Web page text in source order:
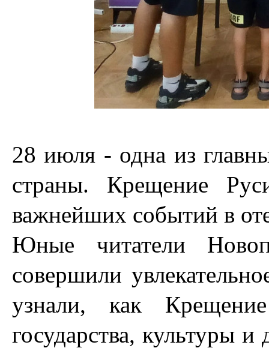
28 июля - одна из
страны. Крещение
важнейших событий в
Юные читатели
совершили
узнали, как
государства, культуры